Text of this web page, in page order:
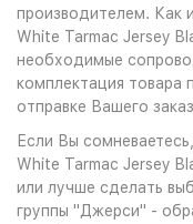
производителем.
White Tarmac Jersey
необходимые
комплектация товара
отправке Вашего
Если Вы
White Tarmac Jersey
или лучше сделать
группы "Джерси" -